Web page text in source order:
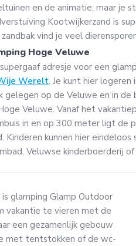
en de animatie, maar je
Kootwijkerzand is
vind je veel
Hoge Veluwe
adresje voor een
Werelt. Je kunt hier
gelegen op de Veluwe en in
Veluwe. Vanaf het
in en op 300 meter ligt de
Kinderen kunnen hier
Veluwse kinderboerderij
glamping Glamp Outdoor
vakantie te vieren met de
een gezamenlijk gebouw
met tentstokken of de wc-